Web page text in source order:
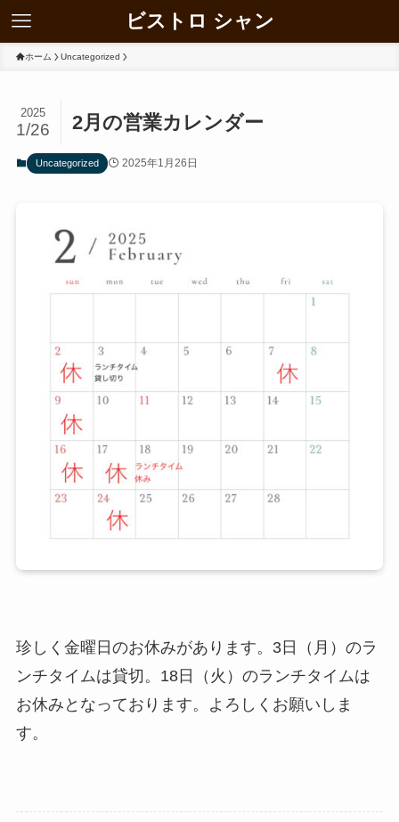
ビストロ シャン
ホーム Uncategorized
2月の営業カレンダー
2025
1/26
Uncategorized 2025年1月26日
珍しく金曜日のお休みがあります。3日（月）のラ
ンチタイムは貸切。18日（火）のランチタイムは
お休みとなっております。よろしくお願いしま
す。